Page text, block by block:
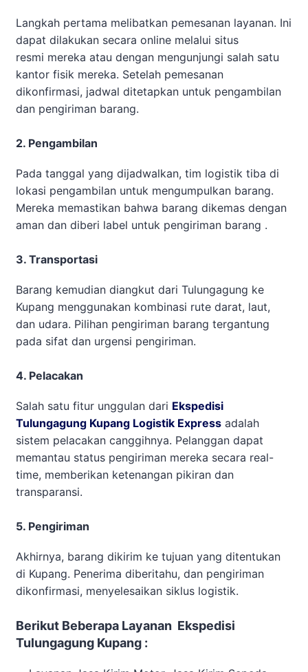
Langkah pertama melibatkan pemesanan layanan. Ini
dapat dilakukan secara online melalui situs
resmi mereka atau dengan mengunjungi salah satu
kantor fisik mereka. Setelah pemesanan
dikonfirmasi, jadwal ditetapkan untuk pengambilan
dan pengiriman barang.
2. Pengambilan
Pada tanggal yang dijadwalkan, tim logistik tiba di
lokasi pengambilan untuk mengumpulkan barang.
Mereka memastikan bahwa barang dikemas dengan
aman dan diberi label untuk pengiriman barang .
3. Transportasi
Barang kemudian diangkut dari Tulungagung ke
Kupang menggunakan kombinasi rute darat, laut,
dan udara. Pilihan pengiriman barang tergantung
pada sifat dan urgensi pengiriman.
4. Pelacakan
Salah satu fitur unggulan dari Ekspedisi
Tulungagung Kupang Logistik Express adalah
sistem pelacakan canggihnya. Pelanggan dapat
memantau status pengiriman mereka secara real-
time, memberikan ketenangan pikiran dan
transparansi.
5. Pengiriman
Akhirnya, barang dikirim ke tujuan yang ditentukan
di Kupang. Penerima diberitahu, dan pengiriman
dikonfirmasi, menyelesaikan siklus logistik.
Berikut Beberapa Layanan Ekspedisi
Tulungagung Kupang :